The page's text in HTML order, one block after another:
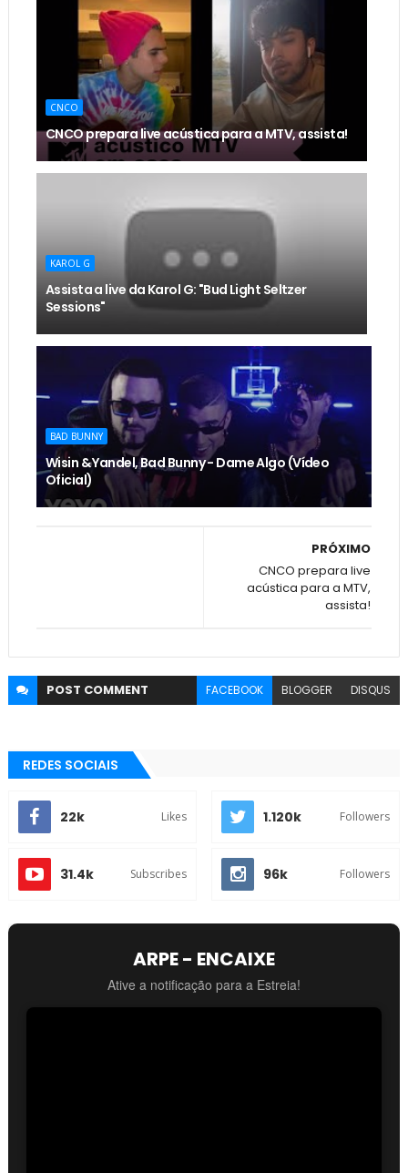
CNCO
CNCO prepara live acústica para a MTV, assista!
KAROL G
Assista a live da Karol G: "Bud Light Seltzer
Sessions"
BAD BUNNY
Wisin & Yandel, Bad Bunny - Dame Algo (Vídeo
Oficial)
PRÓXIMO
CNCO prepara live
acústica para a MTV,
assista!
POST COMMENT FACEBOOK BLOGGER DISQUS
REDES SOCIAIS
22k Likes 1.120k Followers
31.4k Subscribes 96k Followers
ARPE - ENCAIXE
Ative a notificação para a Estreia!